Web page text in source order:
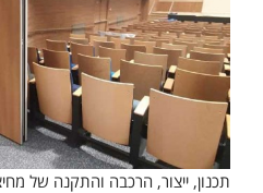
תכנון, ייצור, הרכבה והתקנה של